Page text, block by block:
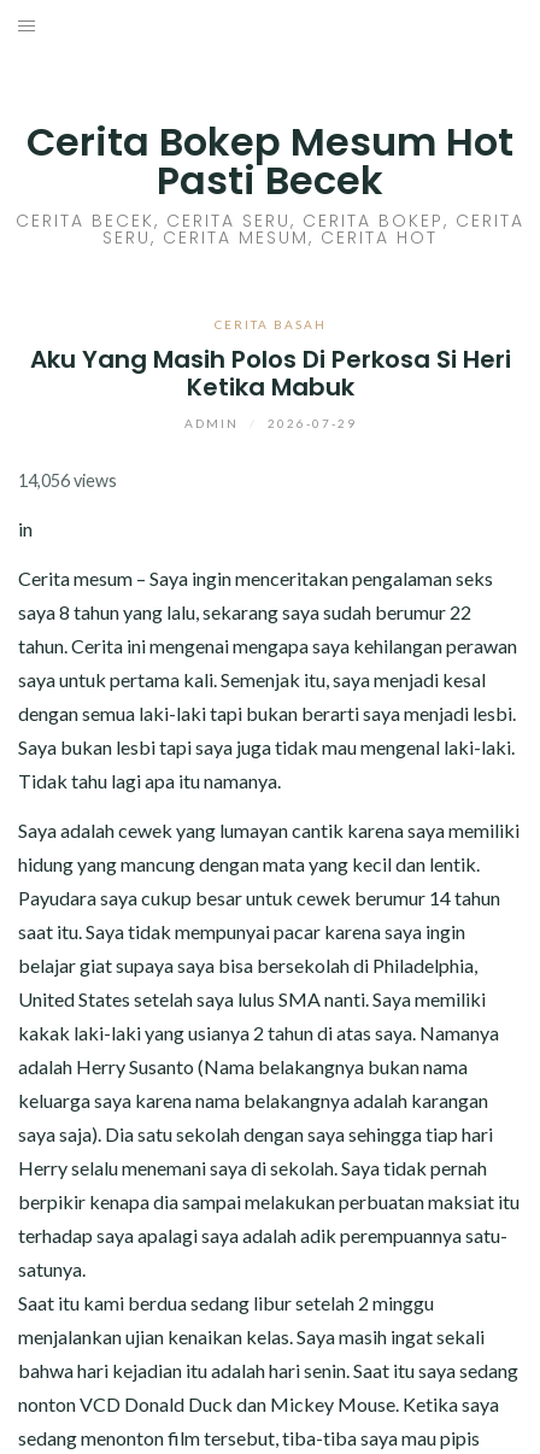
Skip
Cerita Bokep Mesum Hot
Pasti Becek
CERITA BECEK, CERITA SERU, CERITA BOKEP, CERITA
SERU, CERITA MESUM, CERITA HOT
CERITA BASAH
Aku Yang Masih Polos Di Perkosa Si Heri
Ketika Mabuk
ADMIN 2026-07-29
14,056 views
in
Cerita mesum – Saya ingin menceritakan pengalaman seks
saya 8 tahun yang lalu, sekarang saya sudah berumur 22
tahun. Cerita ini mengenai mengapa saya kehilangan perawan
saya untuk pertama kali. Semenjak itu, saya menjadi kesal
dengan semua laki-laki tapi bukan berarti saya menjadi lesbi.
Saya bukan lesbi tapi saya juga tidak mau mengenal laki-laki.
Tidak tahu lagi apa itu namanya.
Saya adalah cewek yang lumayan cantik karena saya memiliki
hidung yang mancung dengan mata yang kecil dan lentik.
Payudara saya cukup besar untuk cewek berumur 14 tahun
saat itu. Saya tidak mempunyai pacar karena saya ingin
belajar giat supaya saya bisa bersekolah di Philadelphia,
United States setelah saya lulus SMA nanti. Saya memiliki
kakak laki-laki yang usianya 2 tahun di atas saya. Namanya
adalah Herry Susanto (Nama belakangnya bukan nama
keluarga saya karena nama belakangnya adalah karangan
saya saja). Dia satu sekolah dengan saya sehingga tiap hari
Herry selalu menemani saya di sekolah. Saya tidak pernah
berpikir kenapa dia sampai melakukan perbuatan maksiat itu
terhadap saya apalagi saya adalah adik perempuannya satu-
satunya.
Saat itu kami berdua sedang libur setelah 2 minggu
menjalankan ujian kenaikan kelas. Saya masih ingat sekali
bahwa hari kejadian itu adalah hari senin. Saat itu saya sedang
nonton VCD Donald Duck dan Mickey Mouse. Ketika saya
sedang menonton film tersebut, tiba-tiba saya mau pipis
CERITA SEX HOT
CERITA SKANDAL
CERITA BASAH
CERITA NAKAL
CERITA SPERMA
CERITA ANAK TIRI
CERITA TANTE SEXY
CERITA ISTRI SELINGKUH
CARA NGIKLAN DI CERITAGILA.COM?